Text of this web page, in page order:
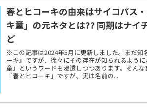
春とヒコーキの由来はサイコパス
キ童」の元ネタとは?? 同期はナイ
ど
※この記事は2024年5月に更新しました。まだ知
ーキ』ですが、徐々にその存在が知られるよう
童』というワードも浸透しつつあります。そん
『春とヒコーキ』ですが、実は名前の...